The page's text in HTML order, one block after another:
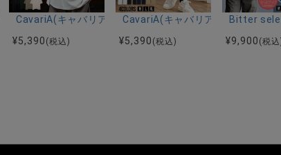
レクト)接触冷感スーパーストレッチバンドカラー半袖シ
CavariA(キャバリア)キーネック半袖Tシャツ/全4色
¥5,390 (税込)
CavariA(キャバリア)ストレッチジ
¥5,390 (税込)
Bitter
¥9,900 (税込